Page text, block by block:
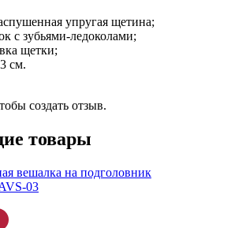
упругая щетина;
с зубьями-ледоколами;
щетки;
см.
создать отзыв.
товары